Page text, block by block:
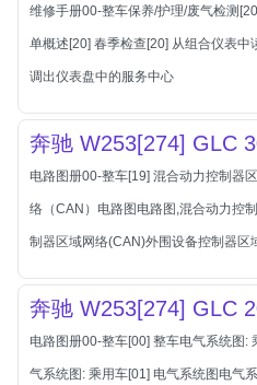
昌河
曹操
长丰猎豹
长城
长安
长安-凯程
长安-欧尚
长安-睿行
长安-跨越
D
DS
DS
维修手册00-整车保养/护理/废气检测
单概述[20] 春季检查[20] 从组合仪表
调出仪表盘中的服务中心
奔驰 W253[274] GLC
电路图册00-整车[19] 混合动力控制器
络（CAN）电路图电路图,混合动力控
制器区域网络(CAN)外围设备控制器区
奔驰 W253[274] GLC
电路图册00-整车[00] 整车电气系统图:
气系统图: 乘用车[01] 电气系统图电气